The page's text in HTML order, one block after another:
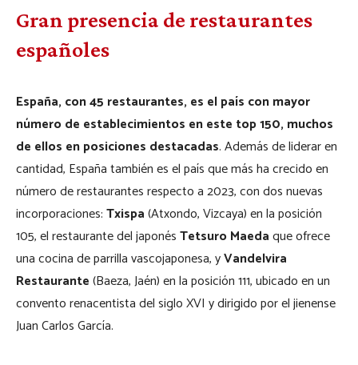
Gran presencia de restaurantes
españoles
España, con 45 restaurantes, es el país con mayor
número de establecimientos en este top 150, muchos
de ellos en posiciones destacadas. Además de liderar en
cantidad, España también es el país que más ha crecido en
número de restaurantes respecto a 2023, con dos nuevas
incorporaciones:Txispa(Atxondo, Vizcaya) en la posición
105, el restaurante del japonésTetsuro Maedaque ofrece
una cocina de parrilla vascojaponesa, yVandelvira
Restaurante(Baeza, Jaén) en la posición 111, ubicado en un
convento renacentista del siglo XVI y dirigido por el jienense
Juan Carlos García.